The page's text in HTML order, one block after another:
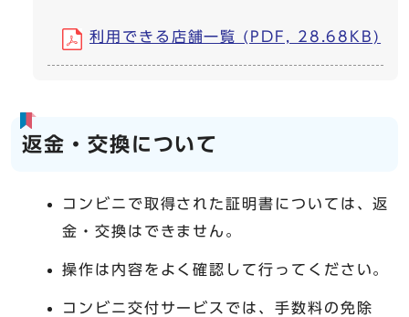
利用できる店舗一覧 (PDF, 28.68KB)
返金・交換について
コンビニで取得された証明書については、返
金・交換はできません。
操作は内容をよく確認して行ってください。
コンビニ交付サービスでは、手数料の免除